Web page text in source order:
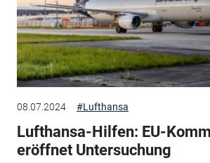
08.07.2024 #Lufthansa
Lufthansa-Hilfen: EU-
eröffnet Untersuchung